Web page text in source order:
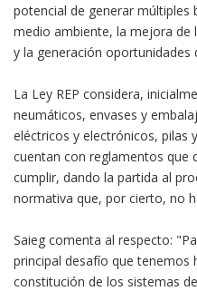
potencial de generar múltiples
medio ambiente, la mejora de
y la generación oportunidades
La Ley REP considera,
neumáticos, envases y
eléctricos y electrónicos, pilas
cuentan con reglamentos que
cumplir, dando la partida al
normativa que, por cierto, no
Saieg comenta al respecto:
principal desafío que tenemos
constitución de los sistemas